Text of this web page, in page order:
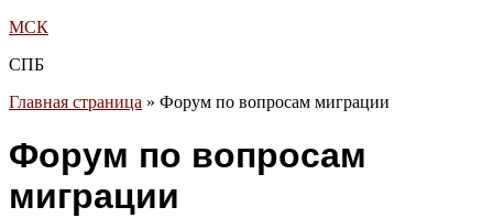
МСК
СПБ
Главная страница » Форум по вопросам миграции
Форум по вопросам
миграции